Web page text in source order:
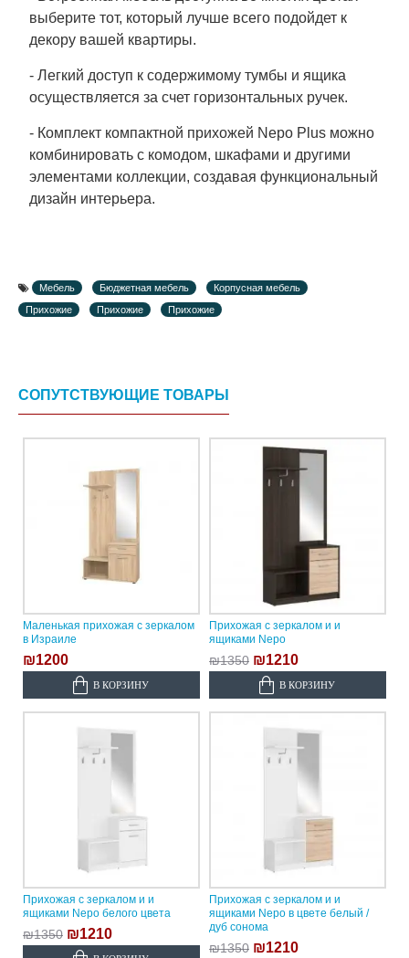
выберите тот, который лучше всего подойдет к
декору вашей квартиры.
- Легкий доступ к содержимому тумбы и ящика
осуществляется за счет горизонтальных ручек.
- Комплект компактной прихожей Nepo Plus можно
комбинировать с комодом, шкафами и другими
элементами коллекции, создавая функциональный
дизайн интерьера.
Мебель Бюджетная мебель
Корпусная мебель
Прихожие
Прихожие Прихожие
СОПУТСТВУЮЩИЕ ТОВАРЫ
Маленькая прихожая с зеркалом
в Израиле
₪1200
В КОРЗИНУ
Прихожая с зеркалом и и
ящиками Nepo
₪1350 ₪1210
В КОРЗИНУ
Прихожая с зеркалом и и
ящиками Nepo белого цвета
₪1350 ₪1210
Прихожая с зеркалом и и
ящиками Nepo в цвете белый /
дуб сонома
₪1350 ₪1210